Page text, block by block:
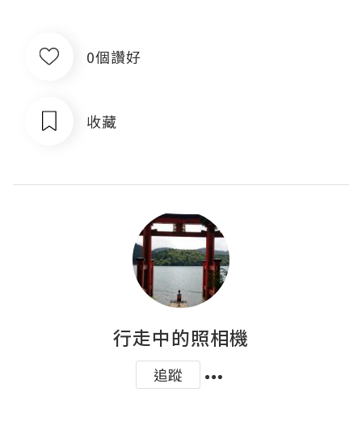
0個讚好
收藏
行走中的照相機
追蹤